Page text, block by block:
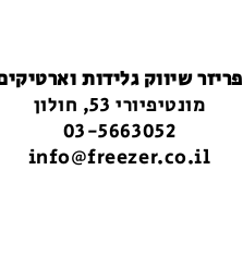
פריזר שיווק גלידות
מונטיפיורי 53, חולון
03-5663052
info@freezer.co.il